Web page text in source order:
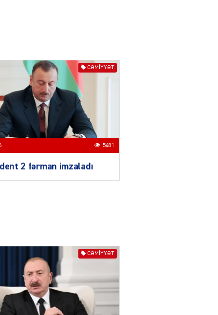
04.08.2026 4410
Azərbaycan mina problemi
ilə təkbaşına mübarizə
aparır
04.08.2026 4909
Prezident Gömrük
Məcəlləsində dəyişikliyi
04.08.2026
Ermənistanın taleyi BU
TARİXDƏ həll olunacaq
CƏMIYYƏT
5481
2 fərman imzaladı
CƏMIYYƏT